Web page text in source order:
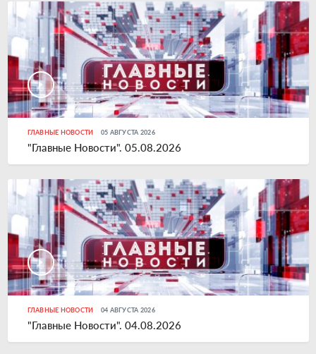
ГЛАВНЫЕ НОВОСТИ 05 АВГУСТА 2026
"Главные Новости". 05.08.2026
ГЛАВНЫЕ НОВОСТИ 04 АВГУСТА 2026
"Главные Новости". 04.08.2026